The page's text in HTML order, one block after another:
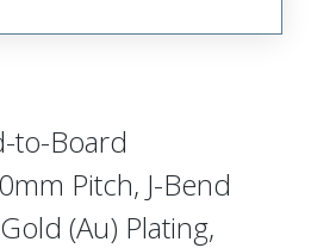
to-Board
Pitch, J-Bend
(Au) Plating,